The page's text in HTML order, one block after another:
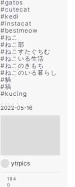
#gatos
#cutecat
#kedi
#instacat
#bestmeow
#ねこ
#ねこ部
#ねこすたぐちむ
#ねこいる生活
#ねこのきもち
#ねこのいる暮らし
#貓
#猫
#kucing
2022-05-16
ytrpics
194
0